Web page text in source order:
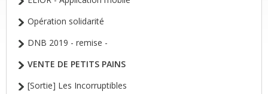
Opération solidarité
DNB 2019 - remise -
VENTE DE PETITS PAINS
[Sortie] Les Incorruptibles